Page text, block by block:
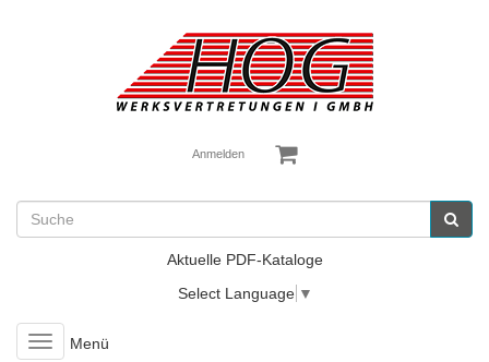
Anmelden
Aktuelle PDF-Kataloge
Select Language ▼
ToggleMenü